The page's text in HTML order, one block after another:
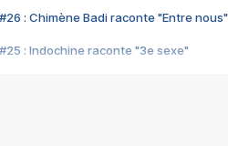
#26 : Chimène Badi raconte "Entre nous"
#25 : Indochine raconte "3e sexe"